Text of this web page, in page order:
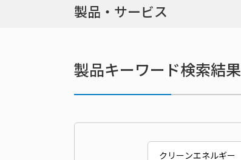
製品・サービス
製品キーワード検索結果